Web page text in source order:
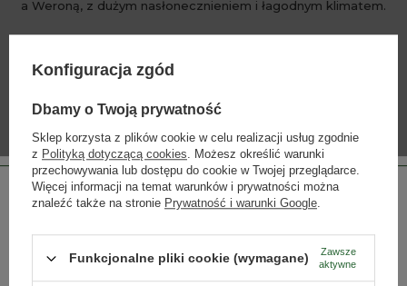
a Weroną, z dużym nasłonecznieniem i łagodnym klimatem.
INNE PRODUKTY PRODUCENTA
Lista alkoholi producenta
Konfiguracja zgód
Dbamy o Twoją prywatność
Sklep korzysta z plików cookie w celu realizacji usług zgodnie
z Polityką dotyczącą cookies. Możesz określić warunki
przechowywania lub dostępu do cookie w Twojej przeglądarce.
Więcej informacji na temat warunków i prywatności można
znaleźć także na stronie Prywatność i warunki Google.
Funkcjonalne pliki cookie (wymagane)
Zawsze
aktywne